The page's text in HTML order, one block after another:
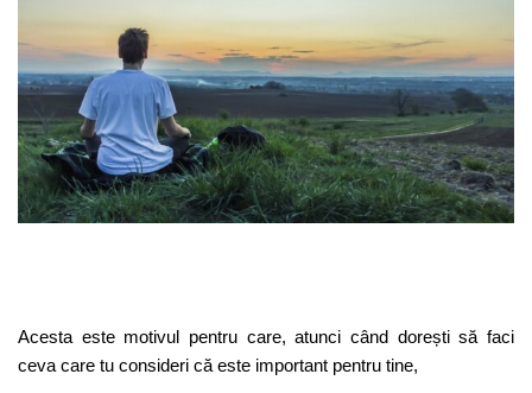
Acesta este motivul pentru care, atunci când dorești să faci
ceva care tu consideri că este important pentru tine,